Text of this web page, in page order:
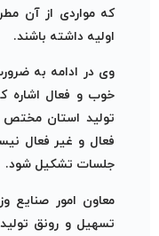
که مواردی از آن
اولیه داشته باشند.
وی در ادامه به
خوب و فعال اشاره
تولید استان مختص
فعال و غیر فعال
جلسات تشکیل شود.
معاون امور صنایع
تسهیل و رونق